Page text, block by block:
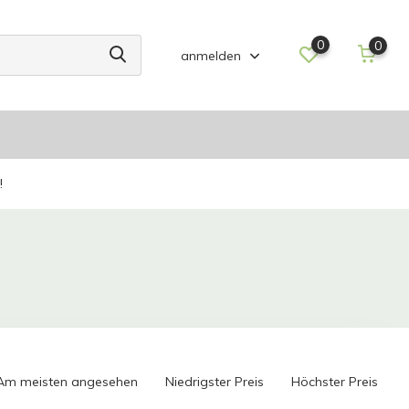
anmelden
0 0
meisten angesehen Niedrigster Preis Höchster Preis